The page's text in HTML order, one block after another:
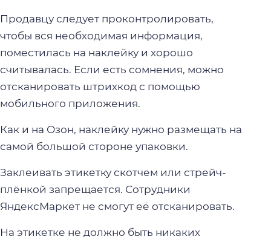
Продавцу следует проконтролировать,
чтобы вся необходимая информация,
поместилась на наклейку и хорошо
считывалась. Если есть сомнения, можно
отсканировать штрихкод с помощью
мобильного приложения.
Как и на Озон, наклейку нужно размещать на
самой большой стороне упаковки.
Заклеивать этикетку скотчем или стрейч-
плёнкой запрещается. Сотрудники
ЯндексМаркет не смогут её отсканировать.
На этикетке не должно быть никаких